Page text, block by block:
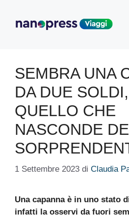
contenuto
SEMBRA UNA
DA DUE
QUELLO CHE
NASCONDE
1 Settembre 2023 di Claudia
Una capanna è in uno stato
infatti la osservi da fuori